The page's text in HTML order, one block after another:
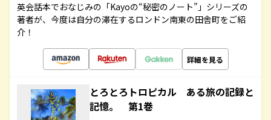
英会話本でおなじみの「Kayoの“秘密のノート”」シリーズの
著者が、今度は自分の滞在するロンドン南東の田舎町をご紹
介！
詳細を見る
とろとろトロピカル ある旅の記録と
記憶。 第1巻